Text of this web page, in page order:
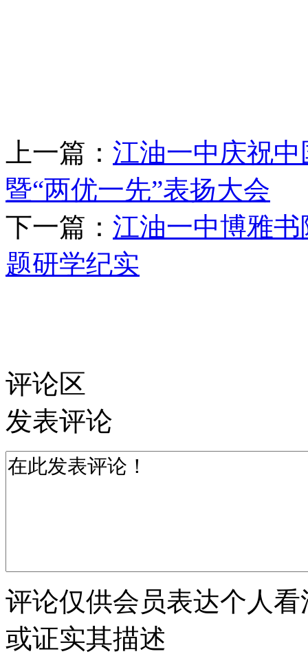
上一篇： 江油一中庆祝
暨“两优一先”表扬大会
下一篇： 江油一中博雅书
题研学纪实
评论区
发表评论
评论仅供会员表达个人
或证实其描述